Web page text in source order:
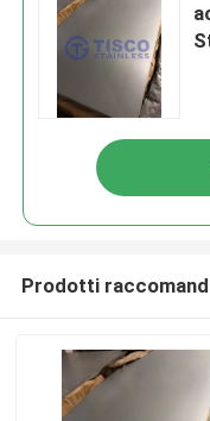
Prodotti